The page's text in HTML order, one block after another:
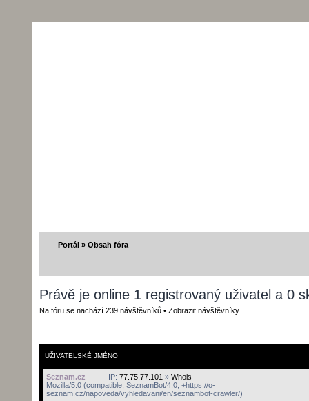
Portál» Obsah fóra
Právě je online 1 registrovaný uživatel a 0
Na fóru se nachází 239 návštěvníků • Zobrazit návštěvníky
UŽIVATELSKÉ JMÉNO
Seznam.cz IP: 77.75.77.101 » Whois
Mozilla/5.0 (compatible; SeznamBot/4.0; +https://o-
seznam.cz/napoveda/vyhledavani/en/seznambot-crawler/)